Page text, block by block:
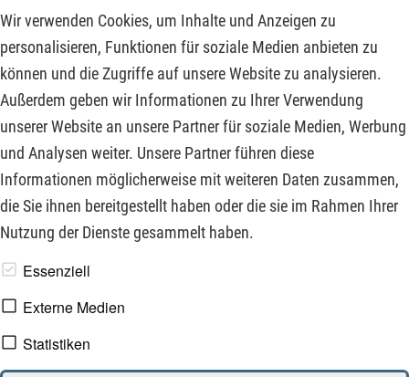
Wir verwenden Cookies, um Inhalte und Anzeigen zu
personalisieren, Funktionen für soziale Medien anbieten zu
können und die Zugriffe auf unsere Website zu analysieren.
Außerdem geben wir Informationen zu Ihrer Verwendung
unserer Website an unsere Partner für soziale Medien, Werbung
und Analysen weiter. Unsere Partner führen diese
Informationen möglicherweise mit weiteren Daten zusammen,
die Sie ihnen bereitgestellt haben oder die sie im Rahmen Ihrer
Nutzung der Dienste gesammelt haben.
Essenziell
Externe Medien
Statistiken
im Moment vom Chart wissen müssen, um die
bevorstehenden Trendänderungen zu erwarten und fundierte
Entscheidungen zu treffen. Der Fahrplan steht und wird nun
genauestens beobachtet in den unteren Zeitebenen.
Verpassen Sie daher nicht die wesentlichen Informationen,
um beim Bitcoin die Nase vorn zu haben!
www.derfinanzinvestor.de - © 2026 - Die Publikation für
Datenschutz